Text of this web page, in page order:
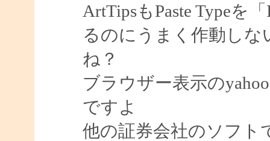
ArtTipsもPaste Typeを
るのにうまく作動し
ね？
ブラウザー表示の
ですよ
他の証券会社のソフト